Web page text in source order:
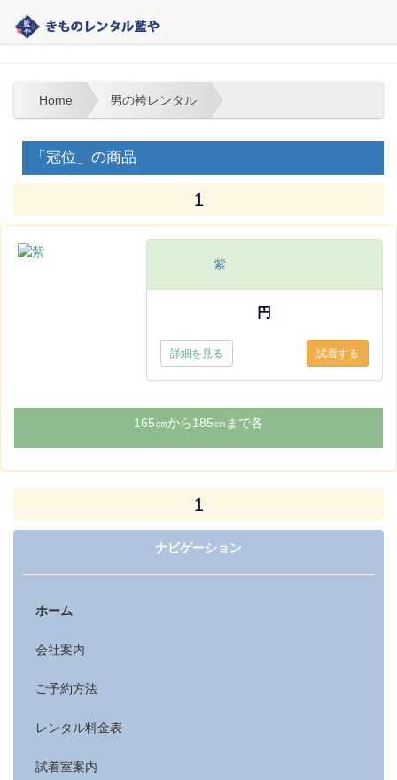
大分 | きものレンタル藍や | 男の袴レンタル
Home 男の袴レンタル
「冠位」の商品
1
紫
円
詳細を見る
165㎝から185㎝まで各
1
ナビゲーション
ホーム
会社案内
ご予約方法
レンタル料金表
試着室案内